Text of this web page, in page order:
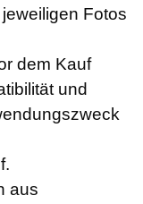
Fotos
dem Kauf
und
aus